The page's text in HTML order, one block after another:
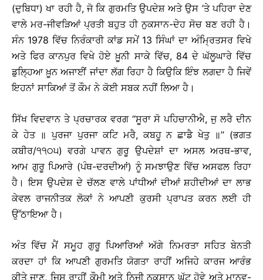
(ਦੁਬਿਧਾ) ਖਾ ਰਹੀ ਹੈ, ਜੋ ਕਿ ਗੁਰਮਤਿ ਉਪਦੇਸ਼ ਅਤੇ ਉਸ ’ਤੇ ਪਹਿਰਾ ਦੇਣ
ਵਾਲੇ ਮਰ-ਜੀਵੜਿਆਂ ਪ੍ਰਤੀ ਬਹੁਤ ਹੀ ਨੁਕਸਾਨ-ਦੇਹ ਸੋਚ ਬਣ ਰਹੀ ਹੈ।
ਸੰਨ 1978 ਵਿੱਚ ਨਿਰੰਕਾਰੀ ਕਾਂਡ ਸਮੇਂ 13 ਸਿੰਘਾਂ ਦਾ ਅੰਮ੍ਰਿਤਸਰ ਵਿਖੇ
ਅਤੇ ਫਿਰ ਕਾਨਪੁਰ ਵਿਖੇ ਹੋਏ ਖ਼ੂਨੀ ਸਾਕੇ ਵਿੱਚ, 84 ਦੇ ਘੱਲੂਘਾਰੇ ਵਿੱਚ
ਡੁਲ੍ਹਿਆ ਖ਼ੂਨ ਅਜਾਈਂ ਜਾਂਦਾ ਲੱਗ ਰਿਹਾ ਹੈ ਕਿਉਕਿ ਇੰਝ ਲਗਦਾ ਹੈ ਜਿਵੇਂ
ਇਹਨਾਂ ਸਾਕਿਆਂ ਤੋਂ ਕੌਮ ਨੇ ਕੋਈ ਸਬਕ ਨਹੀਂ ਲਿਆ ਹੈ।
ਸਿੱਖ ਵਿਦਵਾਨ ਤੇ ਪ੍ਰਚਾਰਕ ਵਰਗ ‘‘ਸੂਰਾ ਸੋ ਪਹਿਚਾਨੀਐ, ਜੁ ਲਰੈ ਦੀਨ
ਕੇ ਹੇਤ ॥ ਪੁਰਜਾ ਪੁਰਜਾ ਕਟਿ ਮਰੈ, ਕਬਹੂ ਨ ਛਾਡੈ ਖੇਤੁ ॥’’ (ਭਗਤ
ਕਬੀਰ/੧੧੦੫) ਵਰਗੇ ਪਾਵਨ ਗੁਰੂ ਉਪਦੇਸ਼ਾਂ ਦਾ ਅਸਲ ਅਰਥ-ਭਾਵ,
ਆਮ ਗੁਰੂ ਪਿਆਰੇ (ਪੰਥ-ਦਰਦੀਆਂ) ਨੂੰ ਸਮਝਾਉਣ ਵਿੱਚ ਅਸਫਲ ਰਿਹਾ
ਹੈ। ਇਸ ਉਪਦੇਸ਼ ਦੇ ਚੱਲਣ ਵਾਲੇ ਪਾਂਧੀਆਂ ਦੀਆਂ ਸ਼ਹੀਦੀਆਂ ਦਾ ਲਾਭ
ਕੇਵਲ ਰਾਜਨੀਤਕ ਲੋਕਾਂ ਨੇ ਆਪਣੀ ਕੁਰਸੀ ਪ੍ਰਾਪਤ ਕਰਨ ਲਈ ਹੀ
ਉੱਠਾਇਆ ਹੈ।
ਅੰਤ ਵਿੱਚ ਮੈਂ ਸਮੂਹ ਗੁਰੂ ਪਿਆਰਿਆਂ ਅੱਗੇ ਨਿਮਰਤਾ ਸਹਿਤ ਬੇਨਤੀ
ਕਰਦਾ ਹਾਂ ਕਿ ਆਪਣੀ ਗੁਰਮਤਿ ਯੋਗਤਾ ਰਾਹੀਂ ਅਜਿਹੇ ਕਾਰਜ ਆਰੰਭ
ਕੀਤੇ ਜਾਣ, ਜਿਸ ਰਾਹੀਂ ਕੌਮੀ ਅਤੇ ਨਿਜੀ ਨੁਕਸਾਨ ਘੱਟ ਹੋਵੇ ਅਤੇ ਮਾਨਵ-